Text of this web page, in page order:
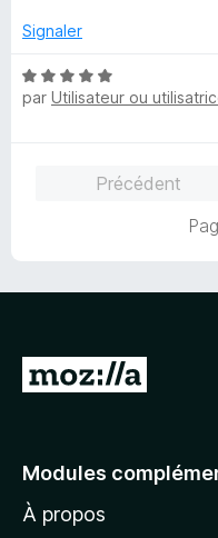
5
u
r
Signaler
N
o
par Utilisateur ou
Précédent
A
e
à
Modules
À propos